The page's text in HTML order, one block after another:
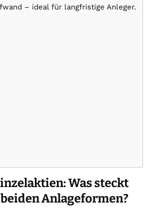
– ideal für langfristige Anleger.
Was steckt
Anlageformen?